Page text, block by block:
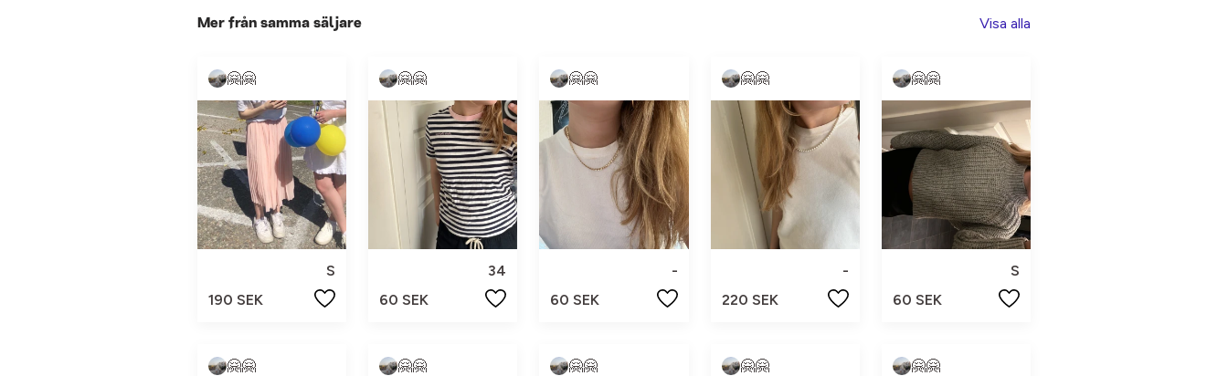
Mer från samma säljare Visa alla
🤗🤗
S
190 SEK
🤗🤗
34
60 SEK
🤗🤗
-
60 SEK
🤗🤗
-
220 SEK
🤗🤗
S
60 SEK
🤗🤗 🤗🤗 🤗🤗 🤗🤗 🤗🤗